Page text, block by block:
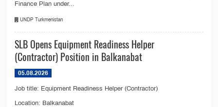
Finance Plan under...
UNDP Turkmenistan
SLB Opens Equipment Readiness Helper
(Contractor) Position in Balkanabat
05.08.2026
Job title: Equipment Readiness Helper (Contractor)
Location: Balkanabat